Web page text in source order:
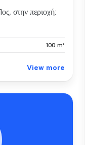
στην περιοχή:
100 m²
View more